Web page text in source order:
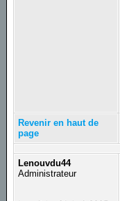
Revenir en haut de
page
Lenouvdu44
Administrateur